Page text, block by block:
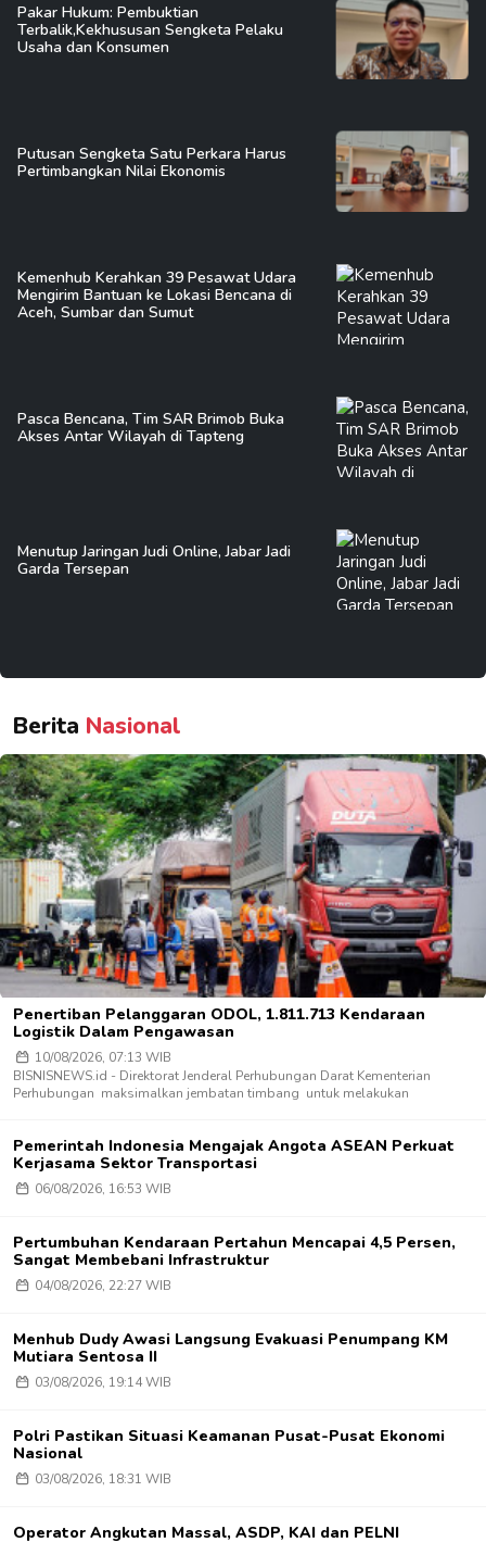
Pakar Hukum: Pembuktian
Terbalik,Kekhususan Sengketa Pelaku
Usaha dan Konsumen
Putusan Sengketa Satu Perkara Harus
Pertimbangkan Nilai Ekonomis
Kemenhub Kerahkan 39 Pesawat Udara
Mengirim Bantuan ke Lokasi Bencana di
Aceh, Sumbar dan Sumut
Pasca Bencana, Tim SAR Brimob Buka
Akses Antar Wilayah di Tapteng
Menutup Jaringan Judi Online, Jabar Jadi
Garda Tersepan
Berita Nasional
Penertiban Pelanggaran ODOL, 1.811.713 Kendaraan
Logistik Dalam Pengawasan
10/08/2026, 07:13 WIB
BISNISNEWS.id - Direktorat Jenderal Perhubungan Darat Kementerian
Perhubungan maksimalkan jembatan timbang untuk melakukan
Pemerintah Indonesia Mengajak Angota ASEAN Perkuat
Kerjasama Sektor Transportasi
06/08/2026, 16:53 WIB
Pertumbuhan Kendaraan Pertahun Mencapai 4,5 Persen,
Sangat Membebani Infrastruktur
04/08/2026, 22:27 WIB
Menhub Dudy Awasi Langsung Evakuasi Penumpang KM
Mutiara Sentosa II
03/08/2026, 19:14 WIB
Polri Pastikan Situasi Keamanan Pusat-Pusat Ekonomi
Nasional
03/08/2026, 18:31 WIB
Operator Angkutan Massal, ASDP, KAI dan PELNI